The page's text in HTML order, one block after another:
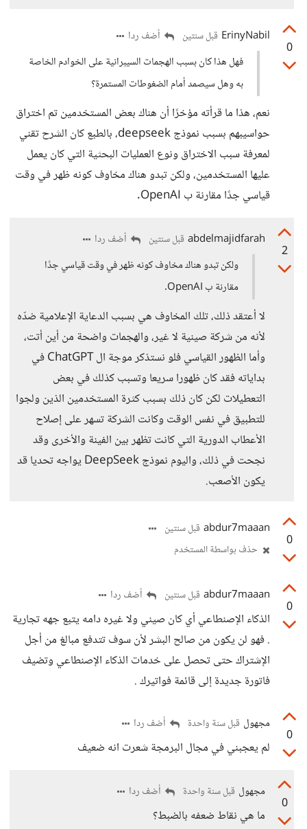
0
ErinyNabil قبل سنتين
أضف ردا
فهل هذا كان بسبب الهجمات السيبرانية على الخوادم الخاصة
به وهل سيصمد أمام الضغوطات المستمرة؟
نعم، هذا ما قرأته مؤخرًا أن هناك بعض المستخدمين تم اختراق
حواسيبهم بسبب نموذج deepseek، بالطبع كان الشرح تقني
لمعرفة سبب الاختراق ونوع العمليات البحثية التي كان يعمل
عليها المستخدمين، ولكن تبدو هناك مخاوف كونه ظهر في وقت
قياسي جدًا مقارنة ب OpenAI.
2
abdelmajidfarah قبل سنتين
أضف ردا
ولكن تبدو هناك مخاوف كونه ظهر في وقت قياسي جدًا
مقارنة ب OpenAI.
لا أعتقد ذلك، تلك المخاوف هي بسبب الدعاية الإعلامية ضدّه
لأنه من شركة صينية لا غير، والهجمات واضحة من أين أتت،
وأما الظهور القياسي فلو نستذكر موجة ال ChatGPT في
بداياته فقد كان ظهورا سريعا وتسبب كذلك في بعض
التعطيلات لكن كان ذلك بسبب كثرة المستخدمين الذين ولجوا
للتطبيق في نفس الوقت وكانت الشركة تسهر على إصلاح
الأعطاب الدورية التي كانت تظهر بين الفينة والأخرى وقد
نجحت في ذلك، واليوم نموذج DeepSeek يواجه تحديا قد
يكون الأصعب.
0
abdur7maaan قبل سنتين
حذف بواسطة المستخدم
0
abdur7maaan قبل سنتين أضف ردا
الذكاء الإصنطاعي أي كان صيني ولا غيره دامه يتبع جهه تجارية
. فهو لن يكون من صالح البشر لأن سوف تتدفع مبالغ من أجل
الإشتراك حتى تحصل على خدمات الذكاء الإصنطاعي وتضيف
فاتورة جديدة إلى قائمة فواتيرك .
0
مجهول قبل سنة واحدة أضف ردا
لم يعجبني في مجال البرمجة شعرت انه ضعيف
0
مجهول قبل سنة واحدة أضف ردا
ما هي نقاط ضعفه بالضبط؟